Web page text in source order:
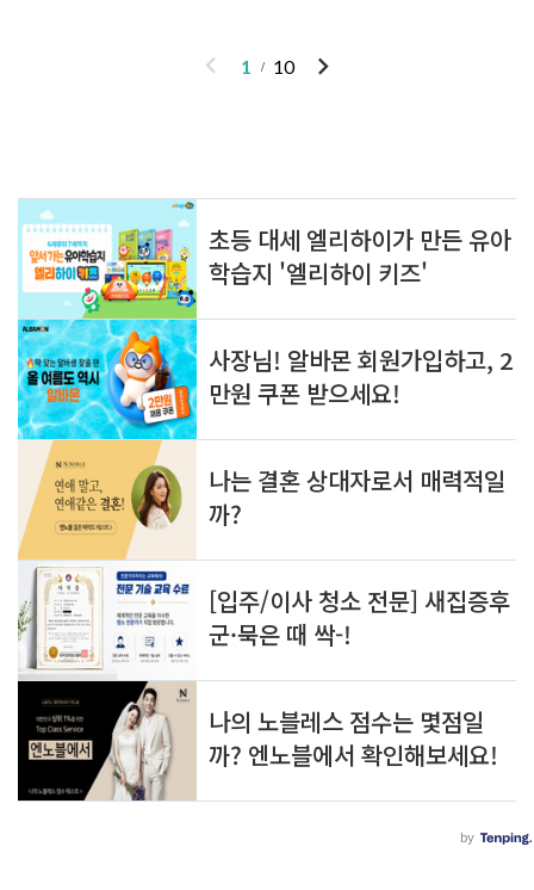
지금까지의 경험을 쌓고, 더 나은 선수로 거
다. 추운 날씨에도 불구하고 따뜻한 마음으로
지가 넘치길 기대합니다. 겨울의 첫날, 행운
과 웃음이 가득한 ..
애정이 넘치는 안부인사는 기분좋은 하루를
만들어 줍니다. 안녕하세요! 새로운 달이 시
기대해봐요. 안녕하세요! 새로운 달의 시작을
축하해요. 11월에는 행운과 행복이 늘 함께하
길 바라요. 안녕하세요! 새로운 달이 찾아왔
어요. 이번 달에는 모든 것이 원하는 대로 흘
러가길 기원합니다. 안녕하세요! 11월이 시
작되었어요. 추운 날씨에도 미소 지으면서 행
복한 순간들을 만들어보아요! 안녕하세요! 새
로운 달이 ..
이
1 10
다
인기포스트
ABOUT
ME
알
아
두
면
쓸
모
있
는
정
보
를
공
유
니
LINK
ADMIN
admin
글
쓰
기